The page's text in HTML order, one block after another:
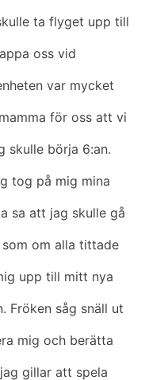
ta flyget upp till
oss vid
var mycket
för oss att vi
skulle börja 6:an.
tog på mig mina
sa att jag skulle gå
om alla tittade
upp till mitt nya
Fröken såg snäll ut
mig och berätta
gillar att spela